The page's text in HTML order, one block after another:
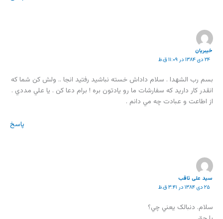
خيبريان
۲۴ دی ۱۳۸۴ در ۱۱:۰۹ ق.ظ
بسم رب الشهدا . سلام داداش خسته نباشيد رفتيد انجا .. ولش كن شما كه
انقدر كار داريد كه سفارشات ما رو يادتون بره ! برام دعا كن . يا علي مددي .
از اطاعت و عبادت چه مي دانم .
پاسخ
سید علی ثاقب
۲۵ دی ۱۳۸۴ در ۳:۴۱ ق.ظ
سلام. دنبالک يعني چي؟